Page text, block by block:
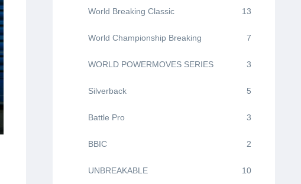
World Breaking Classic 13
World Championship Breaking 7
WORLD POWERMOVES SERIES 3
Silverback 5
Battle Pro 3
BBIC 2
UNBREAKABLE 10